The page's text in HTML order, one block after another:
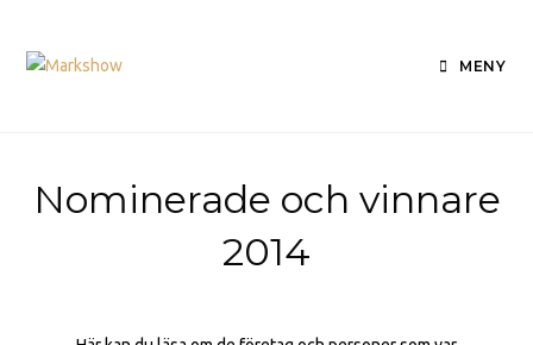
MENY
Nominerade och vinnare
2014